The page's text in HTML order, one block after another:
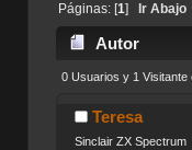
Páginas: [1] Ir Abajo
Autor
0 Usuarios y 1 Visitante
Teresa
Sinclair ZX Spectrum